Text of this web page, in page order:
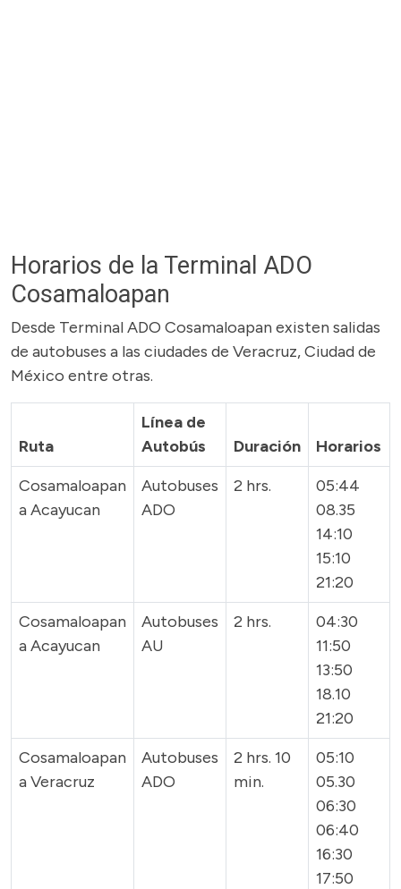
Horarios de la Terminal ADO
Cosamaloapan
Desde Terminal ADO Cosamaloapan existen salidas
de autobuses a las ciudades de Veracruz, Ciudad de
México entre otras.
Ruta
Línea de
Autobús
Duración
Horarios
Cosamaloapan
a Acayucan
Autobuses
ADO
2 hrs.
05:44
08.35
14:10
15:10
21:20
Cosamaloapan
a Acayucan
Autobuses
AU
2 hrs.
04:30
11:50
13:50
18.10
21:20
Cosamaloapan
a Veracruz
Autobuses
ADO
2 hrs. 10
min.
05:10
05.30
06:30
06:40
16:30
17:50